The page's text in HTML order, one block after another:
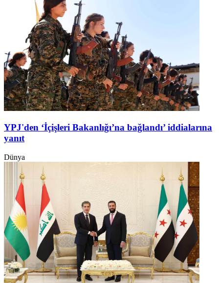
YPJ'den ‘İçişleri Bakanlığı’na bağlandı’ iddialarına
yanıt
Dünya